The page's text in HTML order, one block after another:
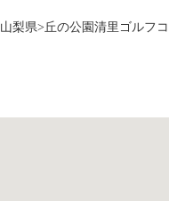
山梨県>丘の公園清里ゴルフ